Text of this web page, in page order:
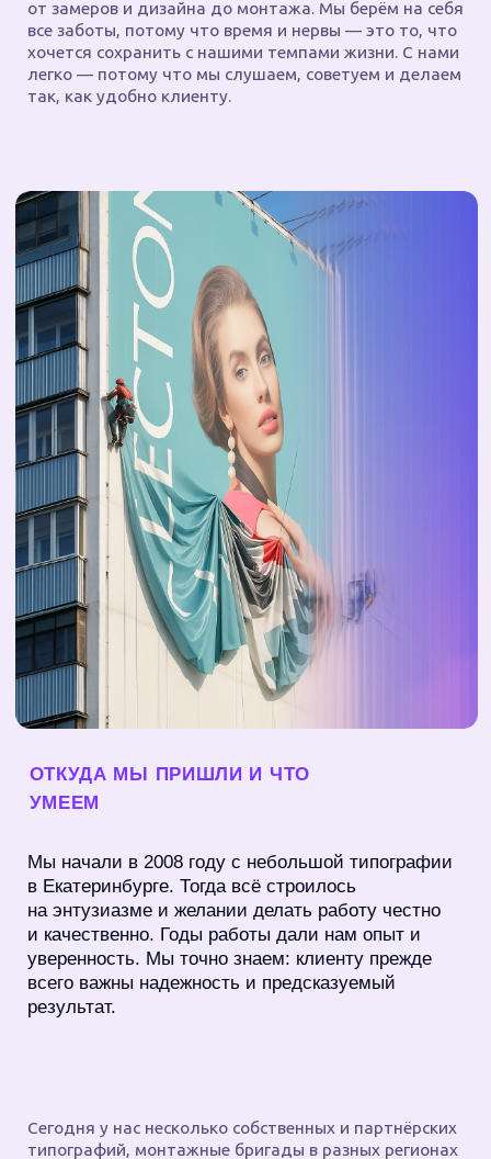
Мы начали в 2008 году с небольшой типографии
в Екатеринбурге. Тогда всё строилось
на энтузиазме и желании делать работу честно
и качественно. Годы работы дали нам опыт и
уверенность. Мы точно знаем: клиенту прежде
всего важны надежность и предсказуемый
Сегодня у нас несколько собственных и партнёрских
типографий, монтажные бригады в разных регионах
и команда специалистов, которые знают своё дело
не по учебникам, а по десяткам тысяч выполненных
заказов.
Мы берём на себя заботу о печати и конструкциях
так, чтобы у вас не болела голова за сроки, качество
и мелочи. Просто договариваемся — и всё работает.
ОТКУДА МЫ ПРИШЛИ И ЧТО
УМЕЕМ